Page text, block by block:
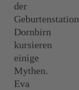
der
Geburtenstation
Dornbirn
kursieren
einige
Mythen.
Eva